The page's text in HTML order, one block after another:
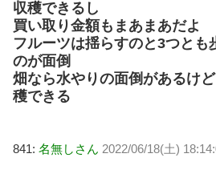
収穫できるし
買い取り金額もまあまあだよ
フルーツは揺らすのと3つとも
のが面倒
畑なら水やりの面倒があるけ
穫できる
841: 名無しさん 2022/06/18(土)